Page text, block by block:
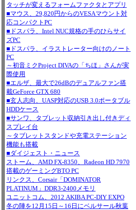
タッチが変えるフォームファクタとアプリ
■マウス、29,820円からのVESAマウント対
応コンパクトPC
■ドスパラ、Intel NUC規格の手のひらサイ
ズPC
■ドスパラ、イラストレーター向けのノート
PC
～初音ミクProject DIVAの「ちほ」さんが実
際使用
■エルザ、最大で26dBのデュアルファン搭
載GeForce GTX 680
■玄人志向、UASP対応のUSB 3.0ポータブル
HDDケース
■サンワ、タブレット収納引き出し付きディ
スプレイ台
～タブレットスタンドや充電ステーション
機能も搭載
■ダイジェスト・ニュース
ストーム、AMD FX-8350、Radeon HD 7970
搭載のゲーミングBTO PC
リンクス、Corsair「DOMINATOR
PLATINUM」DDR3-2400メモリ
ユニットコム、2012 AKIBA PC-DIY EXPO
冬の陣を12月15日～16日にベルサール秋葉